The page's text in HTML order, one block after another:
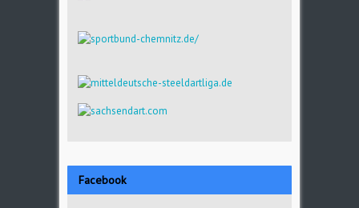
Facebook